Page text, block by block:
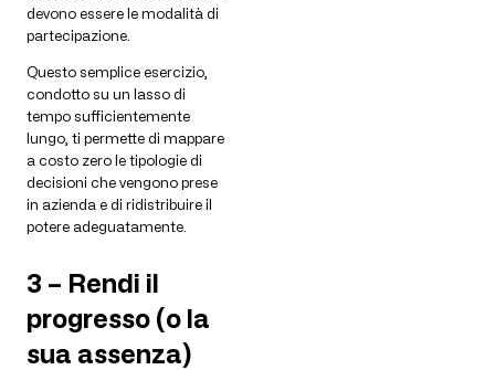
devono essere le modalità di
partecipazione.
Questo semplice esercizio,
condotto su un lasso di
tempo sufficientemente
lungo, ti permette di mappare
a costo zero le tipologie di
decisioni che vengono prese
in azienda e di ridistribuire il
potere adeguatamente.
3 – Rendi il
progresso (o la
sua assenza)